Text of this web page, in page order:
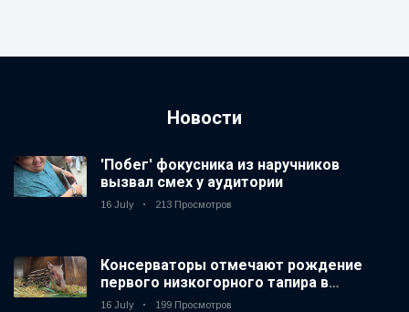
Новости
'Побег' фокусника из наручников
вызвал смех у аудитории
16 July 213 Просмотров
Консерваторы отмечают рождение
первого низкогорного тапира в
зоопарке Великобритании за 14 лет
16 July 199 Просмотров